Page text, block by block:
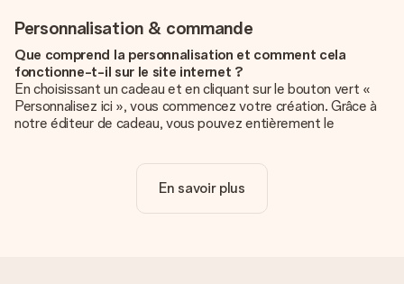
Personnalisation & commande
Que comprend la personnalisation et comment cela
fonctionne-t-il sur le site internet ?
En choisissant un cadeau et en cliquant sur le bouton vert «
Personnalisez ici », vous commencez votre création. Grâce à
notre éditeur de cadeau, vous pouvez entièrement le
unique pour ajouter une touche finale à votre cadeau.
La personnalisation est-elle comprise dans le prix ?
En savoir plus